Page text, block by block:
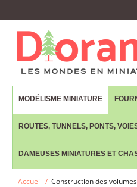
MODÉLISME MINIATURE
ROUTES, TUNNELS, PONTS,
DAMEUSES MINIATURES ET
Accueil / Construction des volumes